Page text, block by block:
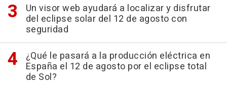
Un visor web ayudará a localizar y disfrutar
del eclipse solar del 12 de agosto con
seguridad
¿Qué le pasará a la producción eléctrica en
España el 12 de agosto por el eclipse total
de Sol?